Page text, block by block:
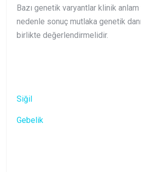
Bazı genetik varyantlar klinik anlam
nedenle sonuç mutlaka genetik
birlikte değerlendirmelidir.
Siğil
Gebelik